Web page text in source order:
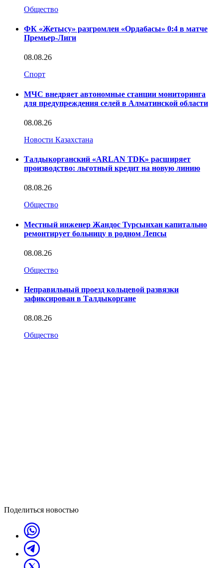
Общество
ФК «Жетысу» разгромлен «Ордабасы» 0:4 в матче
Премьер-Лиги
08.08.26
Спорт
МЧС внедряет автономные станции мониторинга
для предупреждения селей в Алматинской области
08.08.26
Новости Казахстана
Талдыкорганский «ARLAN TDK» расширяет
производство: льготный кредит на новую линию
08.08.26
Общество
Местный инженер Жандос Турсынхан капитально
ремонтирует больницу в родном Лепсы
08.08.26
Общество
Неправильный проезд кольцевой развязки
зафиксирован в Талдыкоргане
08.08.26
Общество
Поделиться новостью